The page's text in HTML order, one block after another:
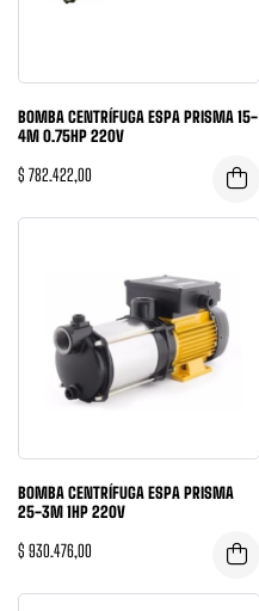
BOMBA CENTRÍFUGA ESPA PRISMA 15-
4M 0.75HP 220V
$ 782.422,00
BOMBA CENTRÍFUGA ESPA PRISMA
25-3M 1HP 220V
$ 930.476,00